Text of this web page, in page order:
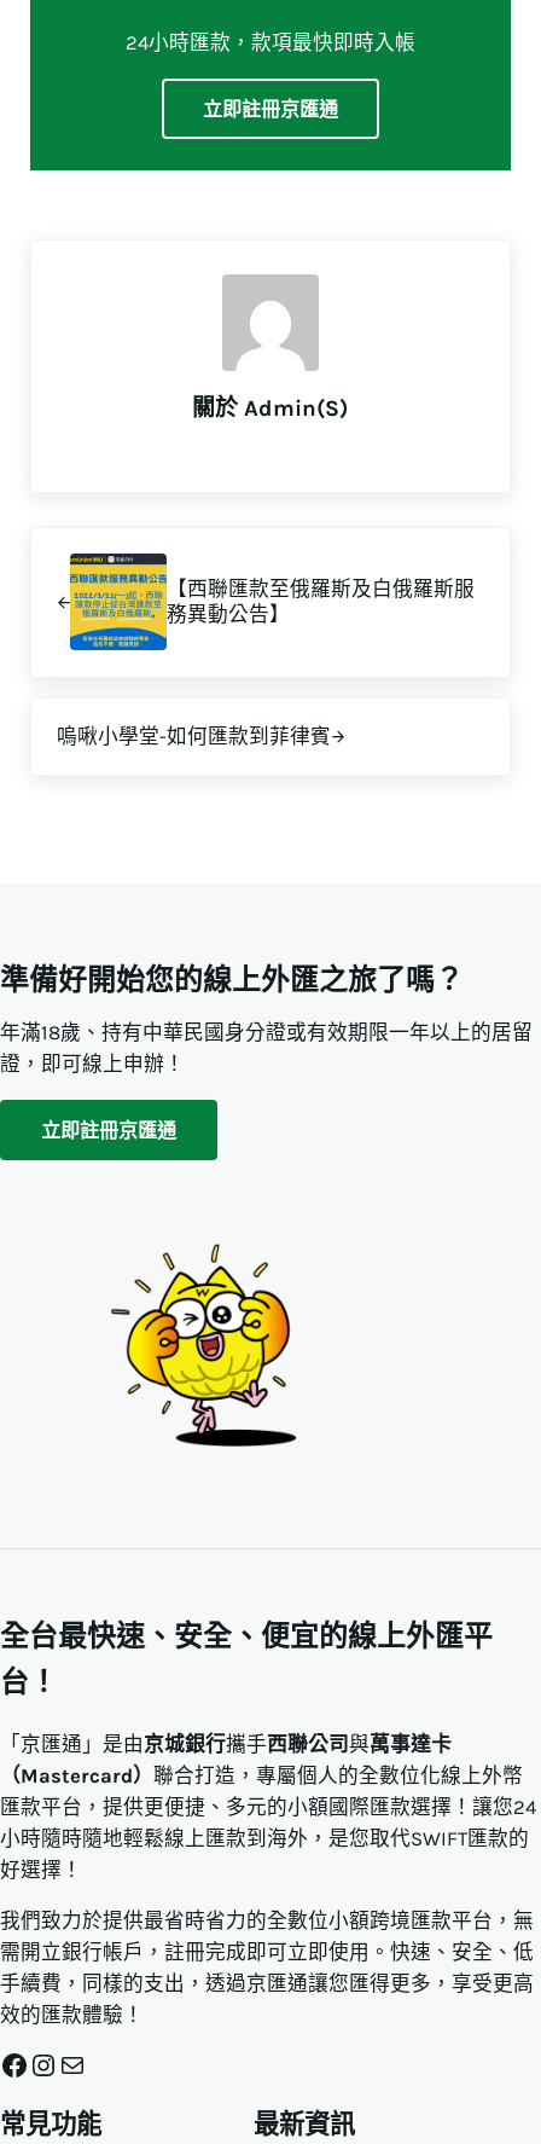
24小時匯款，款項最快即時入帳
立即註冊京匯通
關於Admin(S)
【西聯匯款至俄羅斯及白俄羅斯服
務異動公告】
嗚啾小學堂-如何匯款到菲律賓
準備好開始您的線上外匯之旅了嗎？
年滿18歲、持有中華民國身分證或有效期限一年以上的居留
證，即可線上申辦！
立即註冊京匯通
全台最快速、安全、便宜的線上外匯平
台！
「京匯通」是由京城銀行攜手西聯公司與萬事達卡
（Mastercard）聯合打造，專屬個人的全數位化線上外幣
匯款平台，提供更便捷、多元的小額國際匯款選擇！讓您24
小時隨時隨地輕鬆線上匯款到海外，是您取代SWIFT匯款的
好選擇！
我們致力於提供最省時省力的全數位小額跨境匯款平台，無
需開立銀行帳戶，註冊完成即可立即使用。快速、安全、低
手續費，同樣的支出，透過京匯通讓您匯得更多，享受更高
效的匯款體驗！
Facebook
Instagram
電子郵件
常見功能 最新資訊